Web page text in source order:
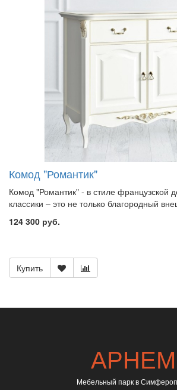
Комод "Романтик"
Комод "Романтик" - в стиле французской
классики – это не только благородный
124 300 руб.
Купить
АРНЕМ
Мебельный парк в